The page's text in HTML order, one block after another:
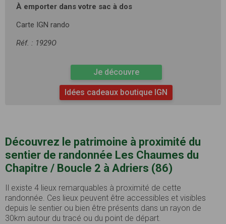
À emporter dans votre sac à dos
Carte IGN rando
Réf. : 1929O
Je découvre
Idées cadeaux boutique IGN
Découvrez le patrimoine à proximité du
sentier de randonnée Les Chaumes du
Chapitre / Boucle 2 à Adriers (86)
Il existe 4 lieux remarquables à proximité de cette
randonnée. Ces lieux peuvent être accessibles et visibles
depuis le sentier ou bien être présents dans un rayon de
30km autour du tracé ou du point de départ.